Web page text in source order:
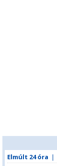
Elmúlt 24 óra |